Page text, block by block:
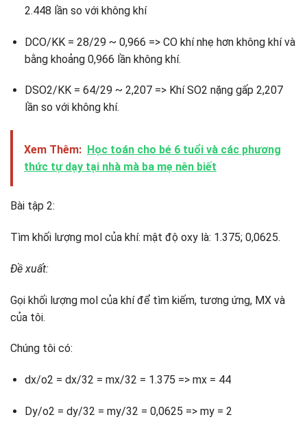
2.448 lần so với không khí
DCO/KK = 28/29 ~ 0,966 => CO khí nhẹ hơn không khí và
bằng khoảng 0,966 lần không khí.
DSO2/KK = 64/29 ~ 2,207 => Khí SO2 nặng gấp 2,207
lần so với không khí.
Xem Thêm: Học toán cho bé 6 tuổi và các phương
thức tự dạy tại nhà mà ba mẹ nên biết
Bài tập 2:
Tìm khối lượng mol của khí: mật độ oxy là: 1.375; 0,0625.
Đề xuất:
Gọi khối lượng mol của khí để tìm kiếm, tương ứng, MX và
của tôi.
Chúng tôi có:
dx/o2 = dx/32 = mx/32 = 1.375 => mx = 44
Dy/o2 = dy/32 = my/32 = 0,0625 => my = 2